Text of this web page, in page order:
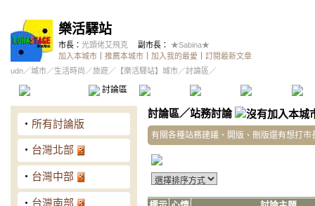
樂活驛站
市長： 光頭佬艾飛克 副市長：
★Sabina★
加入本城市
推薦本城市 加入我的最愛
訂閱最新文章
udn／城市／生活時尚 ／旅遊／ 【樂活驛站】城市／討論區／
討論區 精華區 投票區 影像館
‧ 所有討論版
‧ 台灣北部
‧ 台灣中部
‧ 台灣南部
討論區／站務討論
有關各種站務建議、開版、刪版還有想打市